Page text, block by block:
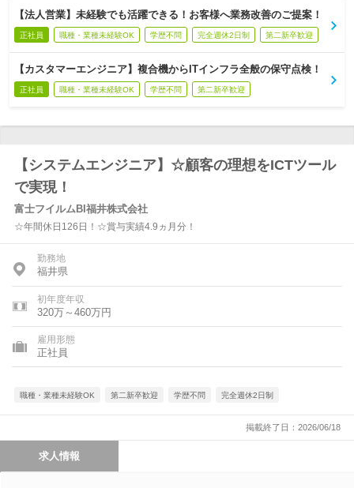
【法人営業】未経験でも活躍できる！お客様へ業務改善のご提案！
正社員 職種・業種未経験OK 学歴不問 完全週休2日制 第二新卒歓迎
【カスタマーエンジニア】複合機からITインフラ全般の保守点検！
正社員 職種・業種未経験OK 学歴不問 第二新卒歓迎
【システムエンジニア】☆顧客の理想をICTツール
で実現！
富士フイルムBI福井株式会社
☆年間休日126日！☆賞与実績4.9ヵ月分！
勤務地
福井県
初年度年収
320万～460万円
雇用形態
正社員
職種・業種未経験OK 第二新卒歓迎 学歴不問 完全週休2日制
掲載終了日：2026/06/18
求人情報